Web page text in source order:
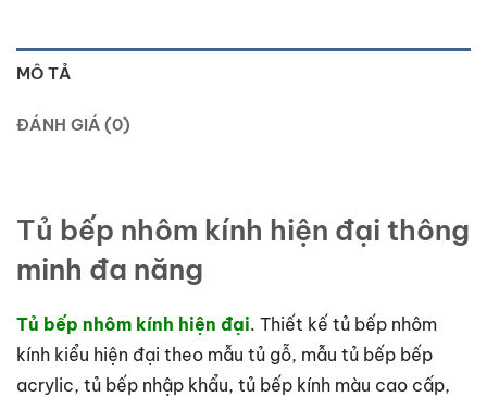
MÔ TẢ
ĐÁNH GIÁ (0)
Tủ bếp nhôm kính hiện đại thông
minh đa năng
Tủ bếp nhôm kính hiện đại. Thiết kế tủ bếp nhôm
kính kiểu hiện đại theo mẫu tủ gỗ, mẫu tủ bếp bếp
acrylic, tủ bếp nhập khẩu, tủ bếp kính màu cao cấp,